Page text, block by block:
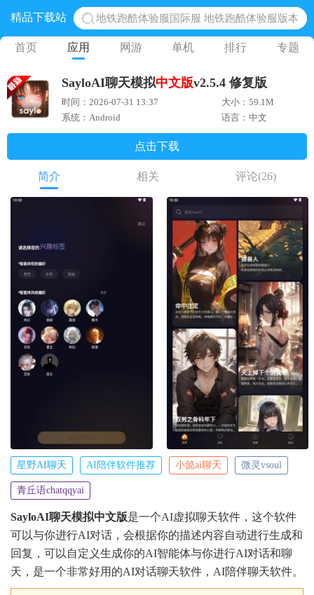
精品下载站
地铁跑酷体验服国际服 地铁跑酷体验服版本
网易光遇手游正版 点亮星空共庆周年
蛋仔派对下载 蛋仔派对体验服
奥特曼王者传奇 正版奥特曼游戏
首页 应用 网游 单机 排行 专题
SayloAI聊天模拟中文版v2.5.4 修复版
时间：2026-07-31 13:37
大小：59.1M
系统：Android
语言：中文
点击下载
简介 相关 评论(26)
星野AI聊天 AI陪伴软件推荐 小懿ai聊天 微灵vsoul
青丘语chatqqyai
SayloAI聊天模拟中文版是一个AI虚拟聊天软件，这个软件
可以与你进行AI对话，会根据你的描述内容自动进行生成和
回复，可以自定义生成你的AI智能体与你进行AI对话和聊
天，是一个非常好用的AI对话聊天软件，AI陪伴聊天软件。